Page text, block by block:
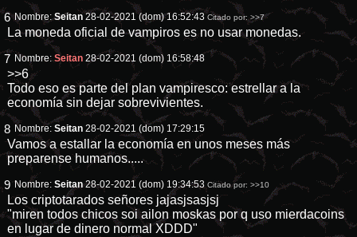
6 Nombre:Seitan 28-02-2021 (dom) 16:52:43 Citado por:>>7
La moneda oficial de vampiros es no usar monedas.
7 Nombre:Seitan 28-02-2021 (dom) 16:58:48
>>6
Todo eso es parte del plan vampiresco: estrellar a la
economía sin dejar sobrevivientes.
8 Nombre:Seitan 28-02-2021 (dom) 17:29:15
Vamos a estallar la economía en unos meses más
preparense humanos.....
9 Nombre:Seitan 28-02-2021 (dom) 19:34:53 Citado por:>>10
Los criptotarados señores jajasjsasjsj
"miren todos chicos soi ailon moskas por q uso mierdacoins
en lugar de dinero normal XDDD"